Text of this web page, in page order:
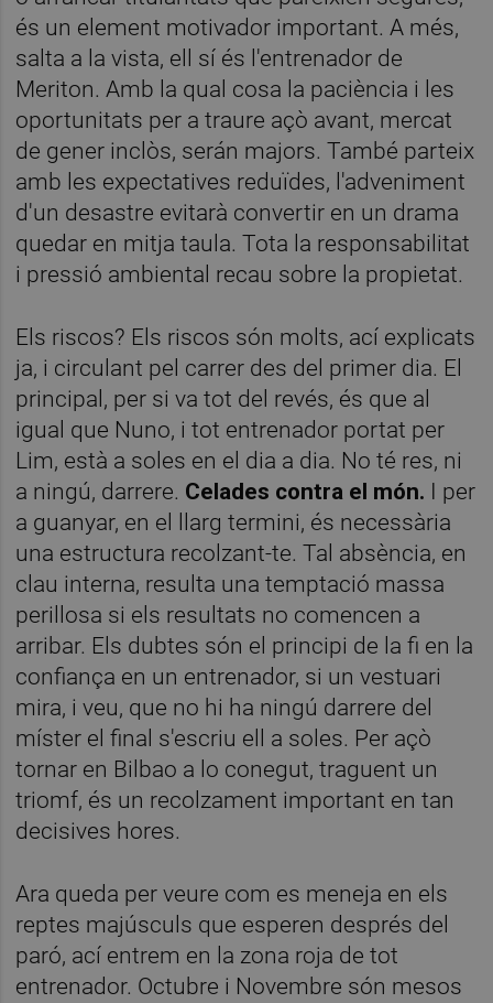
és un element motivador important. A més,
salta a la vista, ell sí és l'entrenador de
Meriton. Amb la qual cosa la paciència i les
oportunitats per a traure açò avant, mercat
de gener inclòs, serán majors. També parteix
amb les expectatives reduïdes, l'adveniment
d'un desastre evitarà convertir en un drama
quedar en mitja taula. Tota la responsabilitat
i pressió ambiental recau sobre la propietat.
Els riscos? Els riscos són molts, ací explicats
ja, i circulant pel carrer des del primer dia. El
principal, per si va tot del revés, és que al
igual que Nuno, i tot entrenador portat per
Lim, està a soles en el dia a dia. No té res, ni
a ningú, darrere. Celades contra el món. I per
a guanyar, en el llarg termini, és necessària
una estructura recolzant-te. Tal absència, en
clau interna, resulta una temptació massa
perillosa si els resultats no comencen a
arribar. Els dubtes són el principi de la fi en la
confiança en un entrenador, si un vestuari
mira, i veu, que no hi ha ningú darrere del
míster el final s'escriu ell a soles. Per açò
tornar en Bilbao a lo conegut, traguent un
triomf, és un recolzament important en tan
decisives hores.
Ara queda per veure com es meneja en els
reptes majúsculs que esperen després del
paró, ací entrem en la zona roja de tot
entrenador. Octubre i Novembre són mesos